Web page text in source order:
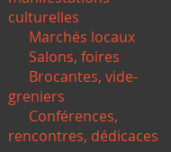
culturelles
Marchés locaux
Salons, foires
Brocantes, vide-
greniers
Conférences,
rencontres, dédicaces